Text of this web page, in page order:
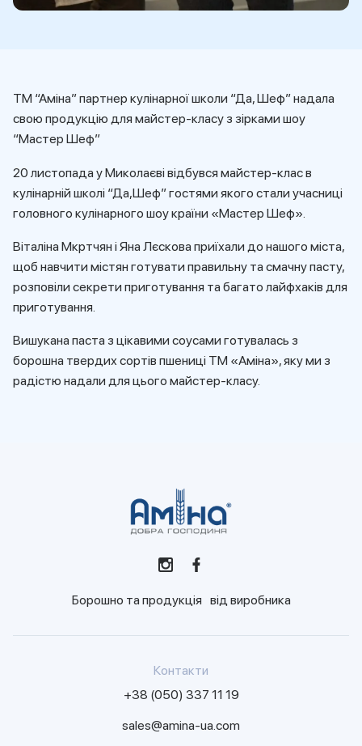
ТМ “Аміна” партнер кулінарної школи “Да, Шеф” надала
свою продукцію для майстер-класу з зірками шоу
“Мастер Шеф”
20 листопада у Миколаєві відбувся майстер-клас в
кулінарній школі “Да,Шеф” гостями якого стали учасниці
головного кулінарного шоу країни «Мастер Шеф».
Віталіна Мкртчян і Яна Лєскова приїхали до нашого міста,
щоб навчити містян готувати правильну та смачну пасту,
розповіли секрети приготування та багато лайфхаків для
приготування.
Вишукана паста з цікавими соусами готувалась з
борошна твердих сортів пшениці ТМ «Аміна», яку ми з
радістю надали для цього майстер-класу.
Борошно та продукція від виробника
Контакти
+38 (050) 337 11 19
sales@amina-ua.com